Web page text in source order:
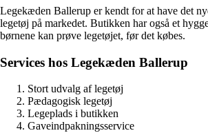
Legekæden Ballerup er kendt for at have det
legetøj på markedet. Butikken har også et
børnene kan prøve legetøjet, før det købes.
Services hos Legekæden Ballerup
Stort udvalg af legetøj
Pædagogisk legetøj
Legeplads i butikken
Gaveindpakningsservice